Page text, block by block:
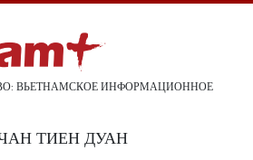
ВЬЕТНАМСКОЕ ИНФОРМАЦИОННОЕ
ЧАН ТИЕН ДУАН